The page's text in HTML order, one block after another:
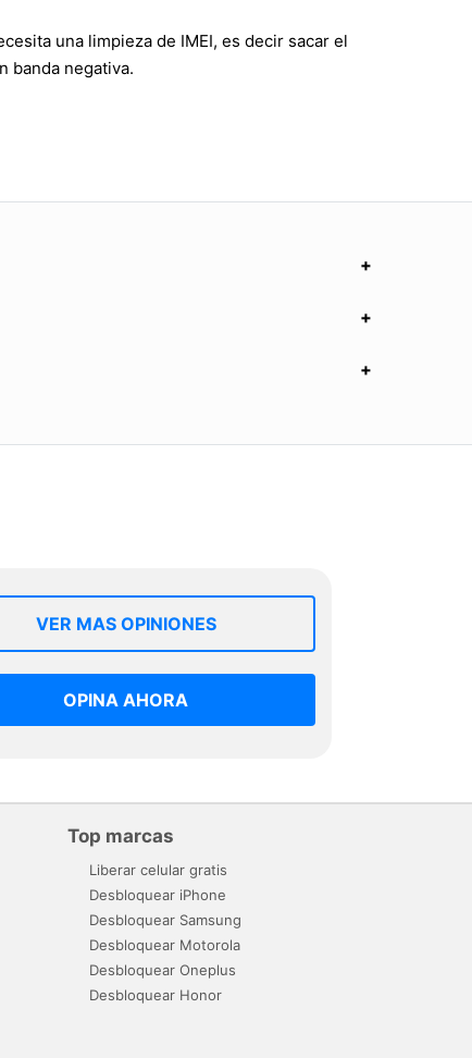
una limpieza de IMEI, es decir sacar el
banda negativa.
VER MAS OPINIONES
OPINA AHORA
Top marcas
Liberar celular gratis
Desbloquear iPhone
Desbloquear Samsung
Desbloquear Motorola
Desbloquear Oneplus
Desbloquear Honor